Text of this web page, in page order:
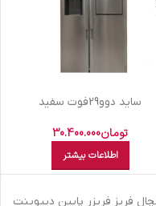
سايد دوو29فوت سفيد
تومان30.400.000
اطلاعات بیشتر
موجودیفريز فريزر پایین ديپوينت